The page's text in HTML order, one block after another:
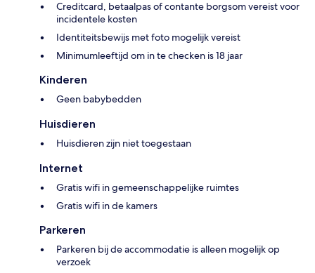
Creditcard, betaalpas of contante borgsom vereist voor
incidentele kosten
Identiteitsbewijs met foto mogelijk vereist
Minimumleeftijd om in te checken is 18 jaar
Kinderen
Geen babybedden
Huisdieren
Huisdieren zijn niet toegestaan
Internet
Gratis wifi in gemeenschappelijke ruimtes
Gratis wifi in de kamers
Parkeren
Parkeren bij de accommodatie is alleen mogelijk op
verzoek